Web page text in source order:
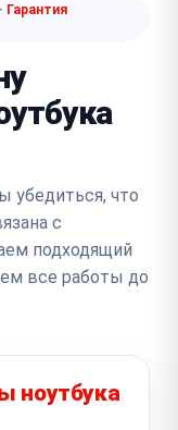
Гарантия
убедиться, что
с
подходящий
все работы до
ноутбука